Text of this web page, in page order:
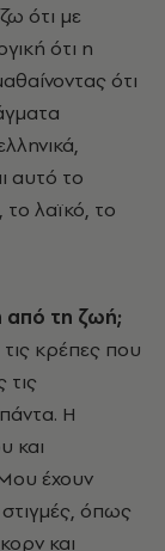
ότι με
ότι η
ότι
αυτό το
το λαϊκό, το
από τη ζωή;
κρέπες που
τις
Η
και
Μου έχουν
στιγμές, όπως
και